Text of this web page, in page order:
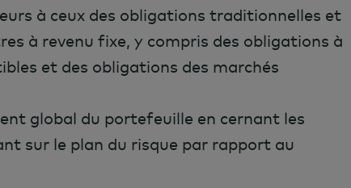
à ceux des obligations traditionnelles et
à revenu fixe, y compris des obligations à
et des obligations des marchés
global du portefeuille en cernant les
sur le plan du risque par rapport au